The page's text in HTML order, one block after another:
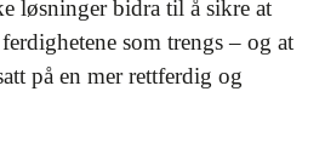
løsninger bidra til å sikre at
som trengs – og at
på en mer rettferdig og